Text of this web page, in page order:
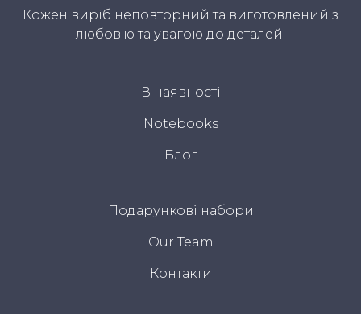
Кожен виріб неповторний та виготовлений з
любов'ю та увагою до деталей.
В наявності
Notebooks
Блог
Подарункові набори
Our Team
Контакти